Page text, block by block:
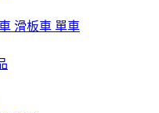
滑板車 單車